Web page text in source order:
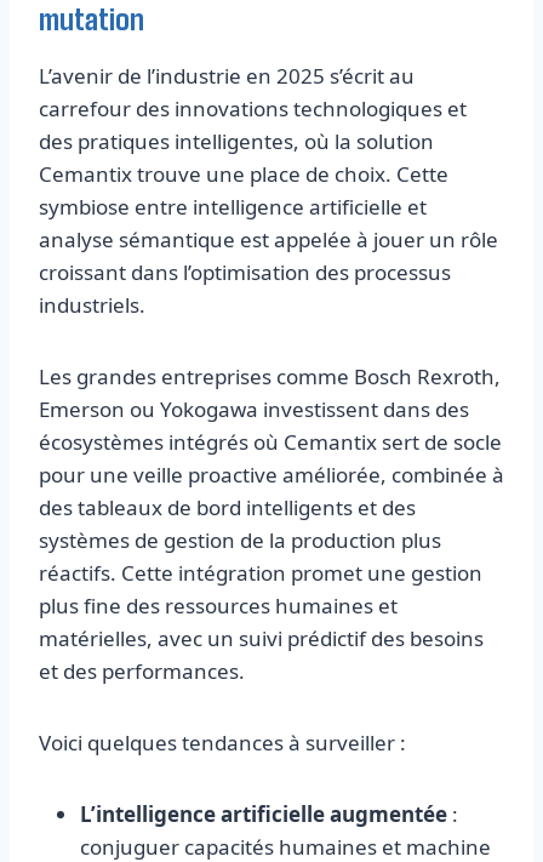
mutation
L’avenir de l’industrie en 2025 s’écrit au
carrefour des innovations technologiques et
des pratiques intelligentes, où la solution
Cemantix trouve une place de choix. Cette
symbiose entre intelligence artificielle et
analyse sémantique est appelée à jouer un rôle
croissant dans l’optimisation des processus
industriels.
Les grandes entreprises comme Bosch Rexroth,
Emerson ou Yokogawa investissent dans des
écosystèmes intégrés où Cemantix sert de socle
pour une veille proactive améliorée, combinée à
des tableaux de bord intelligents et des
systèmes de gestion de la production plus
réactifs. Cette intégration promet une gestion
plus fine des ressources humaines et
matérielles, avec un suivi prédictif des besoins
et des performances.
Voici quelques tendances à surveiller :
L’intelligence artificielle augmentée :
conjuguer capacités humaines et machine